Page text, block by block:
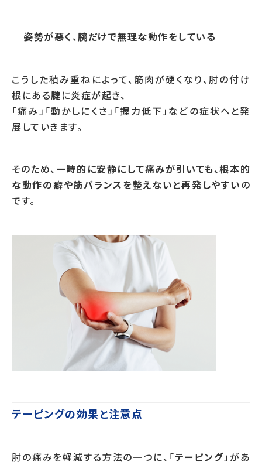
姿勢が悪く、腕だけで無理な動作をしている
こうした積み重ねによって、筋肉が硬くなり、肘の付け
根にある腱に炎症が起き、
「痛み」「動かしにくさ」「握力低下」などの症状へと発
展していきます。
そのため、 一時的に安静にして痛みが引いても、根本的
な動作の癖や筋バランスを整えないと再発しやすいの
です。
テーピングの効果と注意点
肘の痛みを軽減する方法の一つに、「テーピング」があ